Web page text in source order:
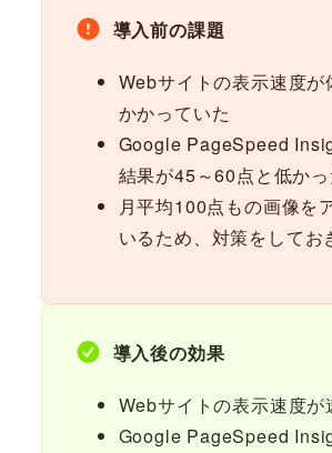
導入前の課題
Webサイトの表示速度が
かかっていた
Google PageSpeed
結果が45～60点と低かっ
月平均100点もの画像を
いるため、対策をしてお
導入後の効果
Webサイトの表示速度が
Google PageSpeed